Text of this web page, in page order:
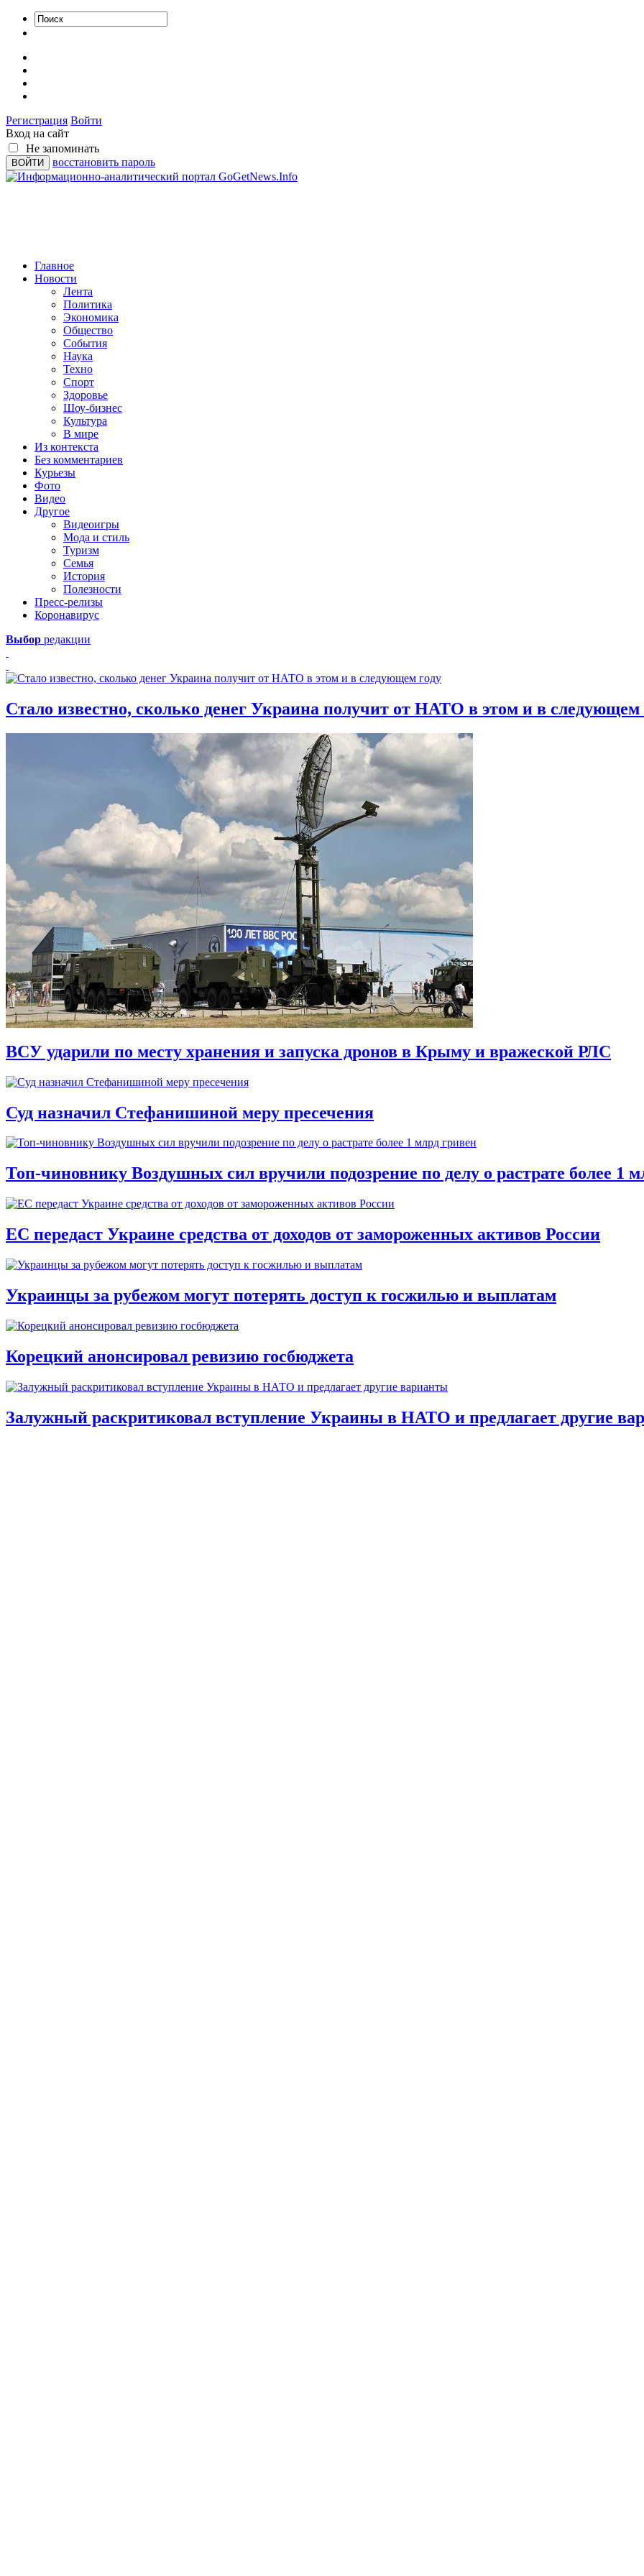
Регистрация Войти
Вход на сайт
Не запоминать
восстановить пароль
Главное
Новости
Лента
Политика
Экономика
Общество
События
Наука
Техно
Спорт
Здоровье
Шоу-бизнес
Культура
В мире
Из контекста
Без комментариев
Курьезы
Фото
Видео
Другое
Видеоигры
Мода и стиль
Туризм
Семья
История
Полезности
Пресс-релизы
Коронавирус
Выбор редакции
Стало известно, сколько денег Украина получит от НАТО в этом и в следующем
ВСУ ударили по месту хранения и запуска дронов в Крыму и вражеской РЛС
Суд назначил Стефанишиной меру пресечения
Топ-чиновнику Воздушных сил вручили подозрение по делу о растрате более 1
ЕС передаст Украине средства от доходов от замороженных активов России
Украинцы за рубежом могут потерять доступ к госжилью и выплатам
Корецкий анонсировал ревизию госбюджета
Залужный раскритиковал вступление Украины в НАТО и предлагает другие